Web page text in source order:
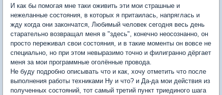
И как бы помогая мне таки оживить эти мои страшные и
нежеланные состояния, в которых я притаилась, напряглась и
жду когда они закончатся, Любимый человек сегодня весь день
старательно возвращал меня в "здесь", конечно неосознанно, он
просто переживал свои состояния, и в такие моменты он вовсе не
специально, но при этом невыразимо точно и филигранно дёргает
меня за мои программные оголённые провода.
Не буду подробно описывать что и как, хочу отметить что после
выполнения работы техниками Ну и что? и Да-да мои действия из
полученных состояний, тот самый третий пункт триединого шага